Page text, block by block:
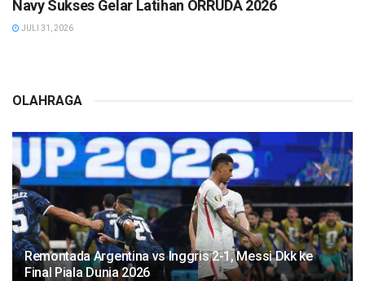
Navy Sukses Gelar Latihan ORRUDA 2026
JULI 31, 2026
OLAHRAGA
Remontada Argentina vs Inggris 2-1, Messi Dkk ke
Final Piala Dunia 2026